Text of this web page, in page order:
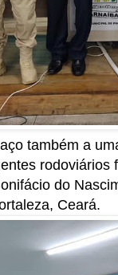
também a
do
Ceará.